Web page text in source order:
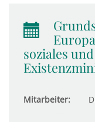
soziales
Mitarbeiter: